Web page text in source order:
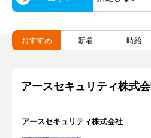
おすすめ 新着 時給
アースセキュリティ株式
アースセキュリティ株式会社